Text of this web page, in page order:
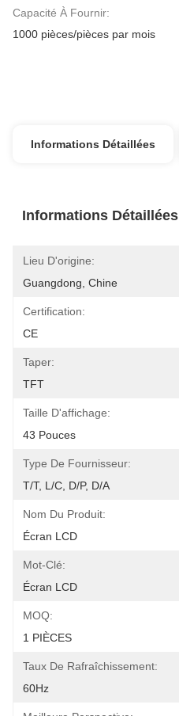
Capacité À Fournir:
1000 pièces/pièces par mois
Informations Détaillées
Informations Détaillées
Lieu D'origine:
Guangdong, Chine
Certification:
CE
Taper:
TFT
Taille D'affichage:
43 Pouces
Type De Fournisseur:
T/T, L/C, D/P, D/A
Nom Du Produit:
Écran LCD
Mot-Clé:
Écran LCD
MOQ:
1 PIÈCES
Taux De Rafraîchissement:
60Hz